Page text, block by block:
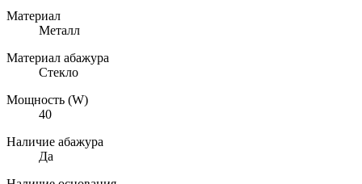
Материал
Металл
Материал абажура
Стекло
Мощность (W)
40
Наличие абажура
Да